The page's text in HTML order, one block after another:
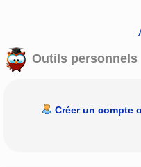
Outils personnels
Créer un compte